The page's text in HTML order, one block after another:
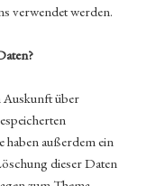
verwendet werden.
Auskunft über
haben außerdem ein
dieser Daten